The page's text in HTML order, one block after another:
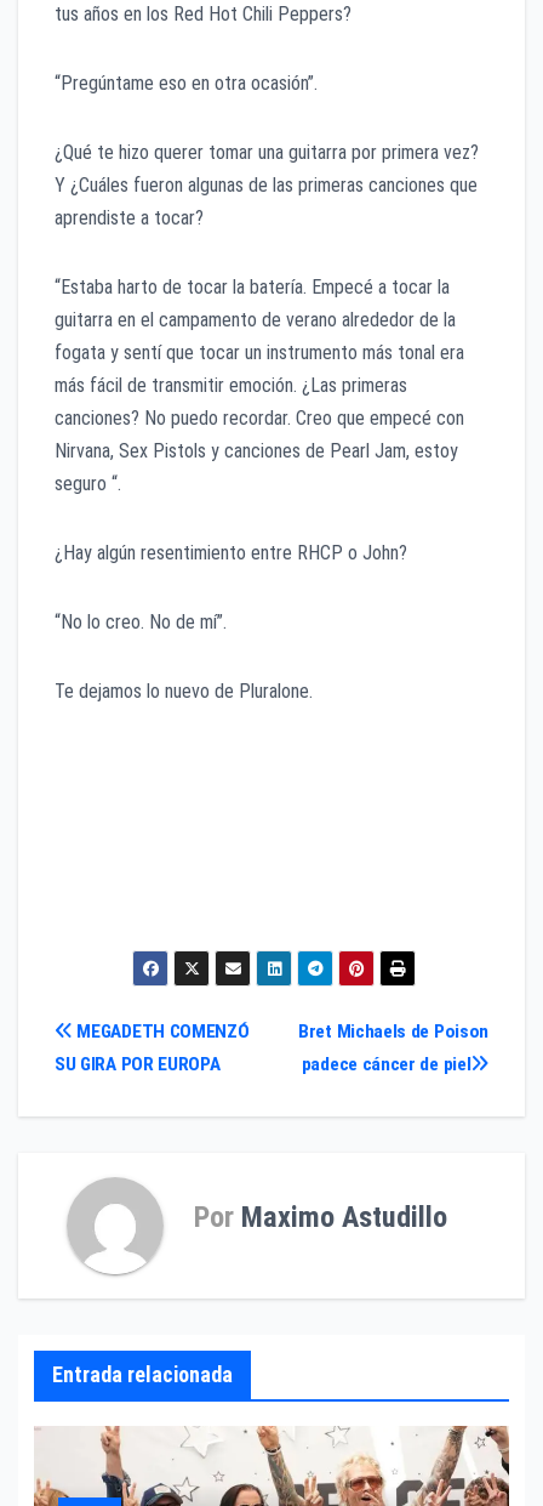
tus años en los Red Hot Chili Peppers?
“Pregúntame eso en otra ocasión”.
¿Qué te hizo querer tomar una guitarra por primera vez?
Y ¿Cuáles fueron algunas de las primeras canciones que
aprendiste a tocar?
“Estaba harto de tocar la batería. Empecé a tocar la
guitarra en el campamento de verano alrededor de la
fogata y sentí que tocar un instrumento más tonal era
más fácil de transmitir emoción. ¿Las primeras
canciones? No puedo recordar. Creo que empecé con
Nirvana, Sex Pistols y canciones de Pearl Jam, estoy
seguro “.
¿Hay algún resentimiento entre RHCP o John?
“No lo creo. No de mí”.
Te dejamos lo nuevo de Pluralone.
Navegación
Bret Michaels de Poison
padece cáncer de piel
MEGADETH COMENZÓ
SU GIRA POR EUROPA
Por Maximo Astudillo
Entrada relacionada